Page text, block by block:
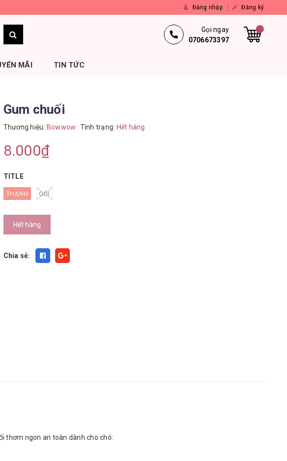
Đăng nhập Đăng ký
Gọi ngay
0706673397
MÃI TIN TỨC
Gum chuối
Thương hiệu: Bowwow Tình trạng: Hết hàng
8.000₫
TITLE
THANH GÓI
Hết hàng
Chia sẻ:
thơm ngon an toàn dành cho chó: